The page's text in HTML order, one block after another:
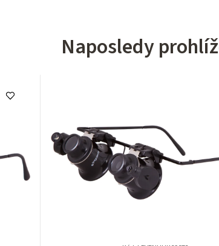
Naposledy